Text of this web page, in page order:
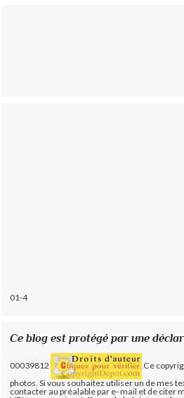
01-4
Ce blog est protégé par une
00039812
Ce
photos. Si vous souhaitez utiliser un de mes
contacter au préalable par e- mail et de citer